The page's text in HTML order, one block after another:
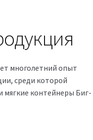
многолетний опыт
среди которой
мягкие контейнеры Биг-